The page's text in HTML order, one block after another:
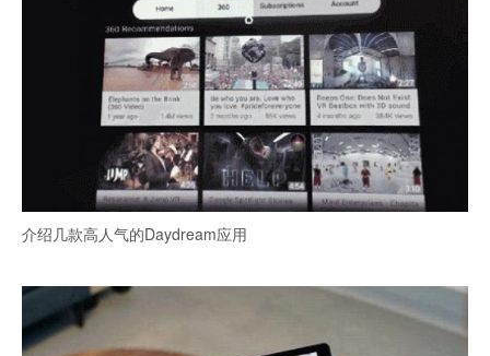
介绍几款高人气的Daydream应用